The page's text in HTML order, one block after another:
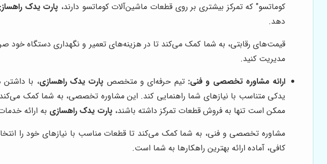
کوماتسو" که تمرکز بیشتری بر روی قطعات ماشین‌آلات کوماتسو دارند، پارت یدک
دهد.
قیمت‌های رقابتی، به شما کمک می‌کند تا در هزینه‌های تعمیر و نگهداری دستگاه خود
مدیریت کنید.
ارائه مشاوره تخصصی و فنی: تیم حرفه‌ای و متخصص پارت یدک راهسازی، با
یدکی متناسب با نیازهای شما راهنمایی کند. این مشاوره تخصصی، به شما کمک
ممکن است تنها به فروش قطعات تمرکز داشته باشند، پارت یدک راهسازی به ارائه
مشاوره تخصصی و فنی، به شما کمک می‌کند تا قطعات مناسب با نیازهای خود را
کافی، آماده ارائه بهترین راهکارها به شما است.